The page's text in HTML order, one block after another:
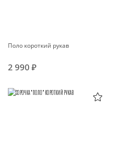
Поло короткий рукав
2 990 ₽